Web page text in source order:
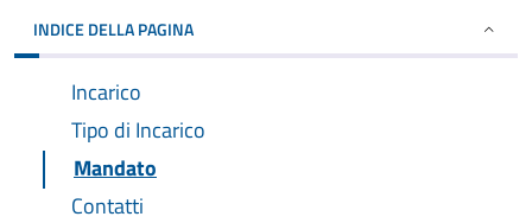
INDICE DELLA PAGINA
Incarico
Tipo di Incarico
Mandato
Contatti